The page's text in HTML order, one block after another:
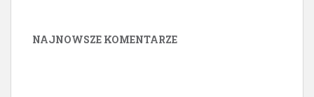
NAJNOWSZE KOMENTARZE